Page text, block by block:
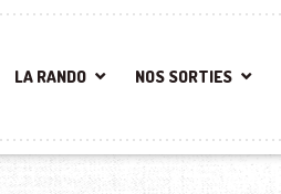
LA RANDO NOS SORTIES